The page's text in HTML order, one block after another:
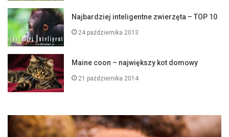
Najbardziej inteligentne zwierzęta – TOP 10
24 października 2013
Maine coon – największy kot domowy
21 października 2014